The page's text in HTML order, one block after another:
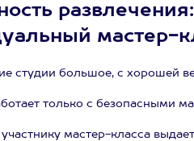
мастер-
студии большое, с хорошей
только с безопасными
мастер-класса